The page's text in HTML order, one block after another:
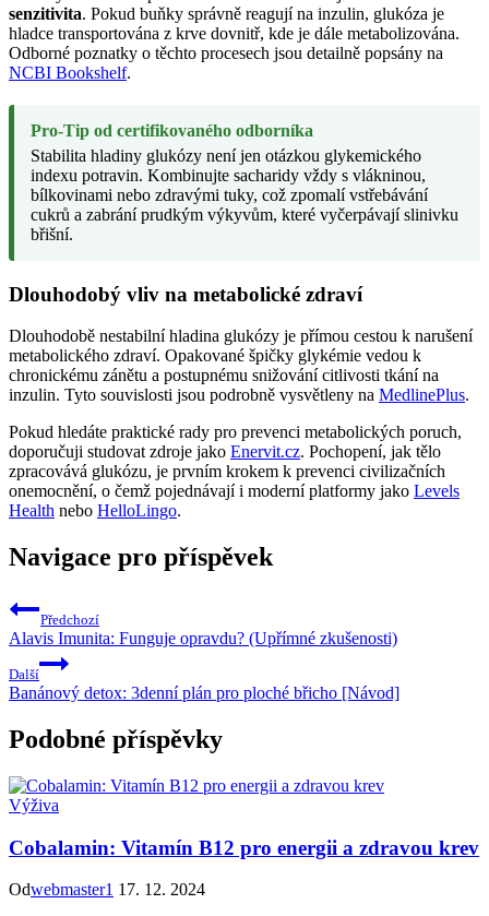
senzitivita. Pokud buňky správně reagují na inzulin, glukóza je
hladce transportována z krve dovnitř, kde je dále metabolizována.
Odborné poznatky o těchto procesech jsou detailně popsány na
NCBI Bookshelf.
Pro-Tip od certifikovaného odborníka
Stabilita hladiny glukózy není jen otázkou glykemického
indexu potravin. Kombinujte sacharidy vždy s vlákninou,
bílkovinami nebo zdravými tuky, což zpomalí vstřebávání
cukrů a zabrání prudkým výkyvům, které vyčerpávají slinivku
břišní.
Dlouhodobý vliv na metabolické zdraví
Dlouhodobě nestabilní hladina glukózy je přímou cestou k narušení
metabolického zdraví. Opakované špičky glykémie vedou k
chronickému zánětu a postupnému snižování citlivosti tkání na
inzulin. Tyto souvislosti jsou podrobně vysvětleny na MedlinePlus.
Pokud hledáte praktické rady pro prevenci metabolických poruch,
doporučuji studovat zdroje jako Enervit.cz. Pochopení, jak tělo
zpracovává glukózu, je prvním krokem k prevenci civilizačních
onemocnění, o čemž pojednávají i moderní platformy jako Levels
Health nebo HelloLingo.
Navigace pro příspěvek
Předchozí
Alavis Imunita: Funguje opravdu? (Upřímné zkušenosti)
Další
Banánový detox: 3denní plán pro ploché břicho [Návod]
Podobné příspěvky
Výživa
Cobalamin: Vitamín B12 pro energii a zdravou krev
Odwebmaster1 17. 12. 2024